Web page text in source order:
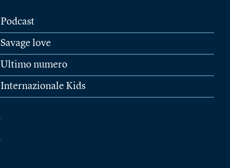
Podcast
Savage love
Ultimo numero
Internazionale Kids